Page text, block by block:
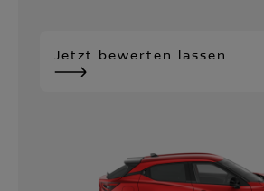
Jetzt bewerten lassen